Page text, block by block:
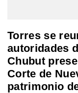
Torres se
autoridades
Chubut
Corte de
patrimonio